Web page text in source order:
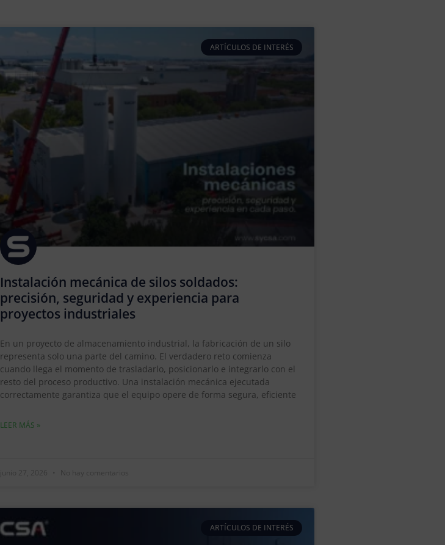
ARTÍCULOS DE INTERÉS
Instalación mecánica de silos soldados:
precisión, seguridad y experiencia para
proyectos industriales
En un proyecto de almacenamiento industrial, la fabricación de un silo
representa solo una parte del camino. El verdadero reto comienza
cuando llega el momento de trasladarlo, posicionarlo e integrarlo con el
resto del proceso productivo. Una instalación mecánica ejecutada
correctamente garantiza que el equipo opere de forma segura, eficiente
LEER MÁS »
junio 27, 2026 No hay comentarios
ARTÍCULOS DE INTERÉS